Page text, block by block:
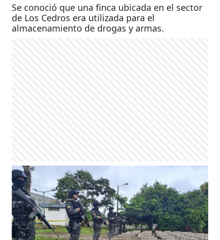
Se conoció que una finca ubicada en el sector
de Los Cedros era utilizada para el
almacenamiento de drogas y armas.